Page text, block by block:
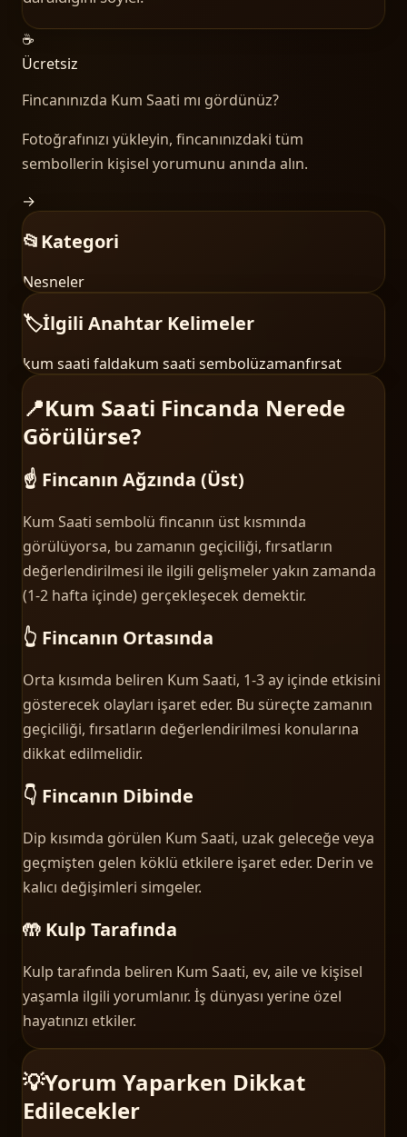
☕
Ücretsiz
Fincanınızda Kum Saati mı gördünüz?
Fotoğrafınızı yükleyin, fincanınızdaki tüm
sembollerin kişisel yorumunu anında alın.
→
📂Kategori
Nesneler
🏷️İlgili Anahtar Kelimeler
kum saati faldakum saati sembolüzamanfırsat
📍Kum Saati Fincanda Nerede
Görülürse?
☝️ Fincanın Ağzında (Üst)
Kum Saati sembolü fincanın üst kısmında
görülüyorsa, bu zamanın geçiciliği, fırsatların
değerlendirilmesi ile ilgili gelişmeler yakın zamanda
(1-2 hafta içinde) gerçekleşecek demektir.
👆 Fincanın Ortasında
Orta kısımda beliren Kum Saati, 1-3 ay içinde etkisini
gösterecek olayları işaret eder. Bu süreçte zamanın
geçiciliği, fırsatların değerlendirilmesi konularına
dikkat edilmelidir.
👇 Fincanın Dibinde
Dip kısımda görülen Kum Saati, uzak geleceğe veya
geçmişten gelen köklü etkilere işaret eder. Derin ve
kalıcı değişimleri simgeler.
🤲 Kulp Tarafında
Kulp tarafında beliren Kum Saati, ev, aile ve kişisel
yaşamla ilgili yorumlanır. İş dünyası yerine özel
hayatınızı etkiler.
💡Yorum Yaparken Dikkat
Edilecekler